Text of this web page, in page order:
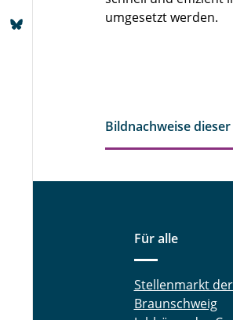
umgesetzt werden.
Bildnachweise dieser
Für alle
Stellenmarkt
Braunschweig